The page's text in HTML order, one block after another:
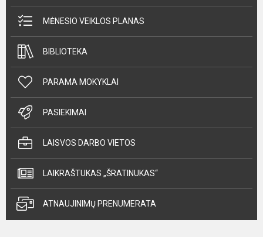
MĖNESIO VEIKLOS PLANAS
BIBLIOTEKA
PARAMA MOKYKLAI
PASIEKIMAI
LAISVOS DARBO VIETOS
LAIKRAŠTUKAS „ŠRATINUKAS“
ATNAUJINIMŲ PRENUMERATA